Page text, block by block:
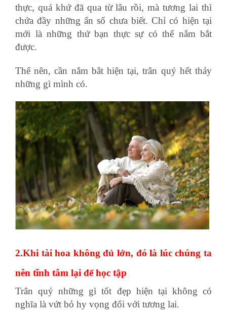
thực, quá khứ đã qua từ lâu rồi, mà tương lai thì
chứa đầy những ẩn số chưa biết. Chỉ có hiện tại
mới là những thứ bạn thực sự có thể nắm bắt
được.
Thế nên, cần nắm bắt hiện tại, trân quý hết thảy
những gì mình có.
2.Khi tài hoa không đủ lớn, đó là lúc chúng ta
nên tĩnh tâm lại để học tập
Trân quý những gì tốt đẹp hiện tại không có
nghĩa là vứt bỏ hy vọng đối với tương lai.